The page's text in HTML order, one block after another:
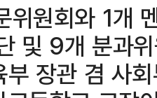
위원회와 1개
및 9개 분과
장관 겸 사